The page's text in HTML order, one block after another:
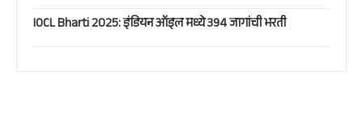
IOCL Bharti 2025: इंडियन ऑइल मध्ये 394 जागांची भरती